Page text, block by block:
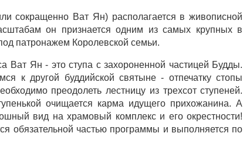
сокращенно Ват Ян) располагается в живописной
он признается одним из самых крупных в
патронажем Королевской семьи.
Ват Ян - это ступа с захороненной частицей Будды.
к другой буддийской святыне - отпечатку стопы
преодолеть лестницу из трехсот ступеней.
очищается карма идущего прихожанина. А
вид на храмовый комплекс и его окрестности!
обязательной частью программы и выполняется по